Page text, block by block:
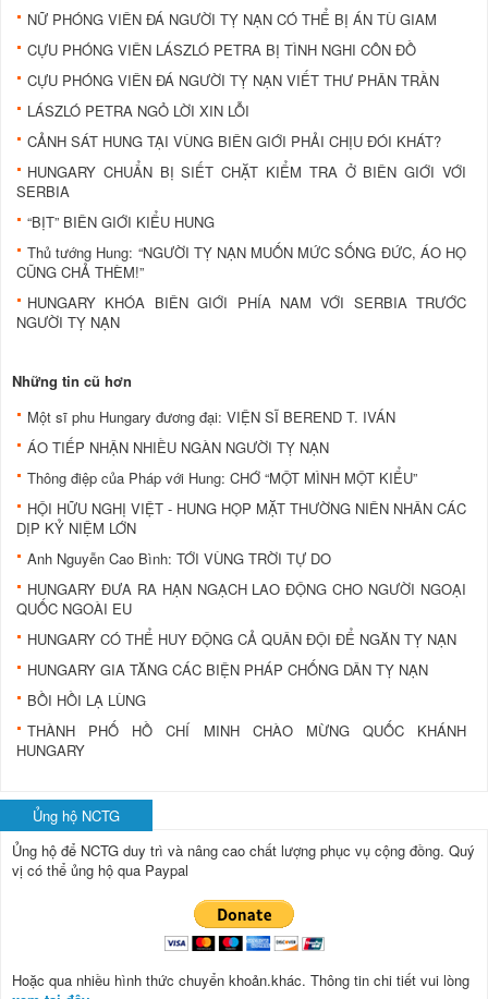
NỮ PHÓNG VIÊN ĐÁ NGƯỜI TỴ NẠN CÓ THỂ BỊ ÁN TÙ GIAM
CỰU PHÓNG VIÊN LÁSZLÓ PETRA BỊ TÌNH NGHI CÔN ĐỒ
CỰU PHÓNG VIÊN ĐÁ NGƯỜI TỴ NẠN VIẾT THƯ PHÂN TRẦN
LÁSZLÓ PETRA NGỎ LỜI XIN LỖI
CẢNH SÁT HUNG TẠI VÙNG BIÊN GIỚI PHẢI CHỊU ĐÓI KHÁT?
HUNGARY CHUẨN BỊ SIẾT CHẶT KIỂM TRA Ở BIÊN GIỚI VỚI
SERBIA
“BỊT” BIÊN GIỚI KIỂU HUNG
Thủ tướng Hung: “NGƯỜI TỴ NẠN MUỐN MỨC SỐNG ĐỨC, ÁO HỌ
CŨNG CHẢ THÈM!”
HUNGARY KHÓA BIÊN GIỚI PHÍA NAM VỚI SERBIA TRƯỚC
NGƯỜI TỴ NẠN
Những tin cũ hơn
Một sĩ phu Hungary đương đại: VIỆN SĨ BEREND T. IVÁN
ÁO TIẾP NHẬN NHIỀU NGÀN NGƯỜI TỴ NẠN
Thông điệp của Pháp với Hung: CHỚ “MỘT MÌNH MỘT KIỂU”
HỘI HỮU NGHỊ VIỆT - HUNG HỌP MẶT THƯỜNG NIÊN NHÂN CÁC
DỊP KỶ NIỆM LỚN
Anh Nguyễn Cao Bình: TỚI VÙNG TRỜI TỰ DO
HUNGARY ĐƯA RA HẠN NGẠCH LAO ĐỘNG CHO NGƯỜI NGOẠI
QUỐC NGOÀI EU
HUNGARY CÓ THỂ HUY ĐỘNG CẢ QUÂN ĐỘI ĐỂ NGĂN TỴ NẠN
HUNGARY GIA TĂNG CÁC BIỆN PHÁP CHỐNG DÂN TỴ NẠN
BỒI HỒI LẠ LÙNG
THÀNH PHỐ HỒ CHÍ MINH CHÀO MỪNG QUỐC KHÁNH
HUNGARY
Ủng hộ NCTG
Ủng hộ để NCTG duy trì và nâng cao chất lượng phục vụ cộng đồng. Quý
vị có thể ủng hộ qua Paypal
Hoặc qua nhiều hình thức chuyển khoản.khác. Thông tin chi tiết vui lòng